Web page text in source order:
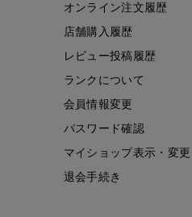
オンライン注文履歴
店舗購入履歴
レビュー投稿履歴
ランクについて
会員情報変更
パスワード確認
マイショップ表示・変更
退会手続き